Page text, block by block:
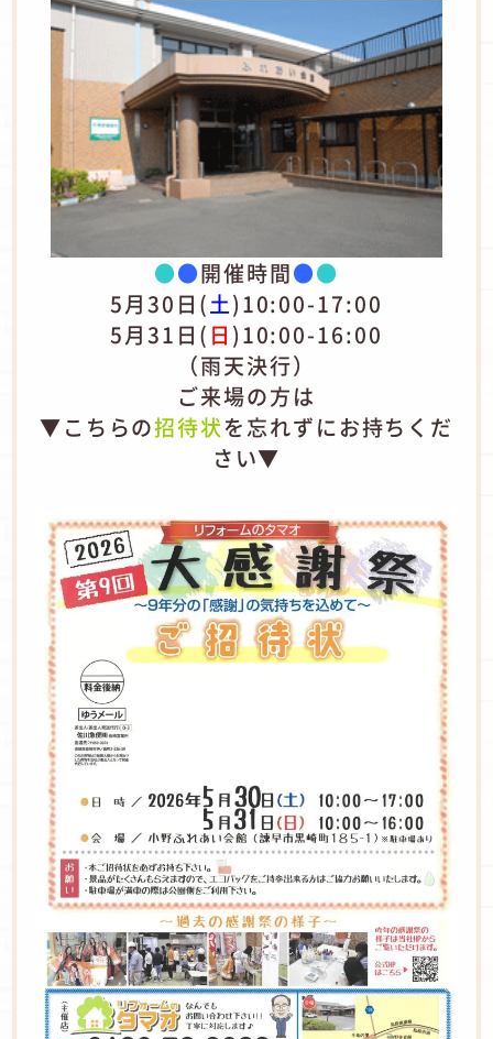
●●開催時間●●
5月30日(土)10:00-17:00
5月31日( 日 )10:00-16:00
（雨天決行）
ご来場の方は
▼こちらの招待状を忘れずにお持ちくだ
さい▼